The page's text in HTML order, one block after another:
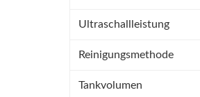
Ultraschallleistung
Reinigungsmethode
Tankvolumen